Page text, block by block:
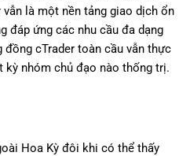
là một nền tảng giao dịch ổn
đáp ứng các nhu cầu đa dạng
cTrader toàn cầu vẫn thực
nhóm chủ đạo nào thống trị.
Hoa Kỳ đôi khi có thể thấy